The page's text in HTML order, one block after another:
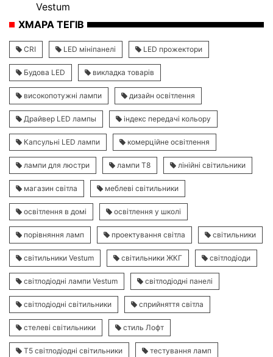
Vestum
ХМАРА ТЕГІВ
CRI LED мініпанелі LED прожектори
Будова LED викладка товарів
високопотужні лампи дизайн освітлення
Драйвер LED лампы індекс передачі кольору
Капсульні LED лампи комерційне освітлення
лампи для люстри лампи Т8 лінійні світильники
магазин світла меблеві світильники
освітлення в домі освітлення у школі
порівняння ламп проектування світла світильники
світильники Vestum світильники ЖКГ світлодіоди
світлодіодні лампи Vestum світлодіодні панелі
світлодіодні світильники сприйняття світла
стелеві світильники стиль Лофт
Т5 світлодіодні світильники тестування ламп